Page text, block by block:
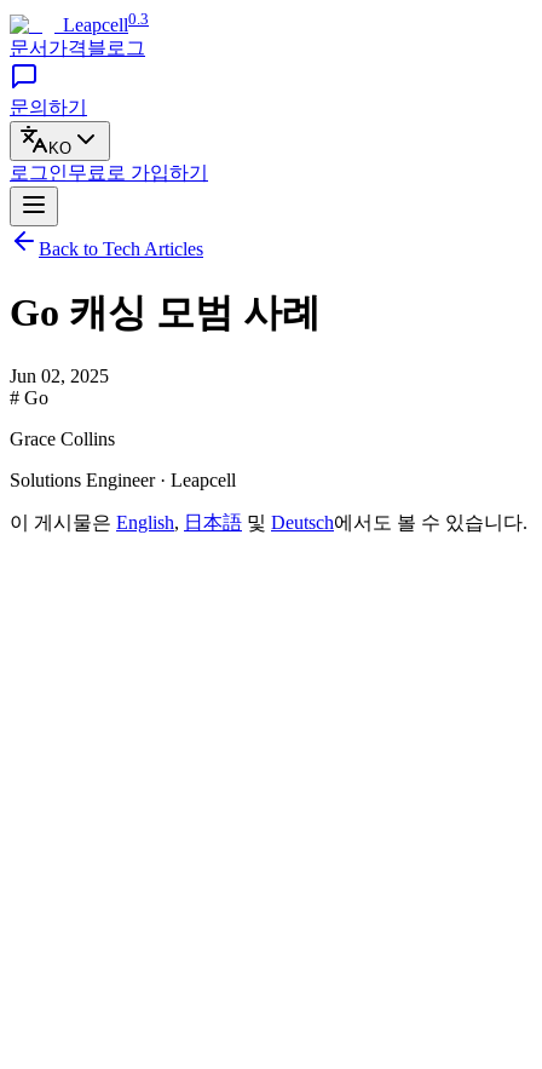
Leapcell0.3
문서 가격블로그
문의하기
KO
로그인무료로 가입하기
Back to Tech Articles
Go 캐싱 모범 사례
Jun 02, 2025
# Go
Grace Collins
Solutions Engineer · Leapcell
이 게시물은 English, 日本語 및 Deutsch에서도 볼 수 있습니다.